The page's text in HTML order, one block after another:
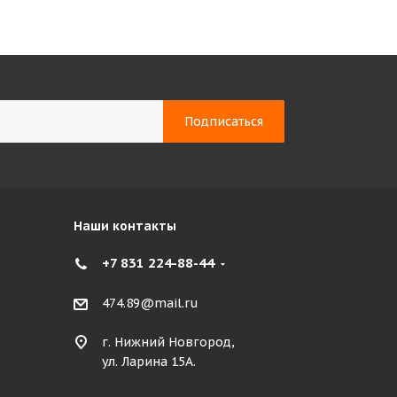
Наши контакты
+7 831 224-88-44
474.89@mail.ru
г. Нижний Новгород,
ул. Ларина 15А.